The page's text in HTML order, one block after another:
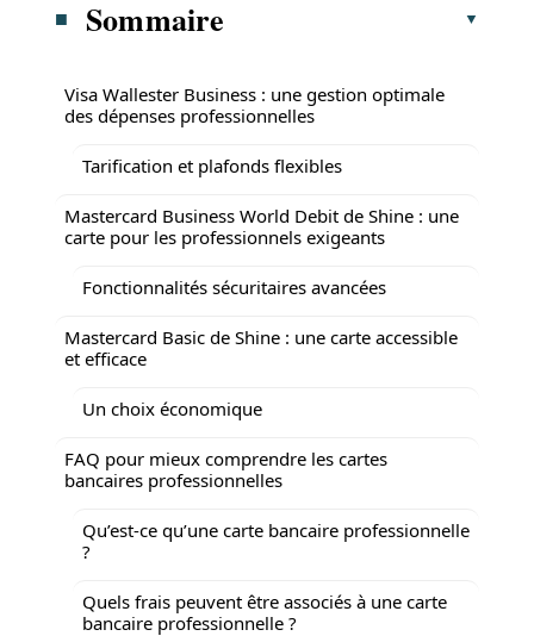
Sommaire
Visa Wallester Business : une gestion optimale
des dépenses professionnelles
Tarification et plafonds flexibles
Mastercard Business World Debit de Shine : une
carte pour les professionnels exigeants
Fonctionnalités sécuritaires avancées
Mastercard Basic de Shine : une carte accessible
et efficace
Un choix économique
FAQ pour mieux comprendre les cartes
bancaires professionnelles
Qu’est-ce qu’une carte bancaire professionnelle
?
Quels frais peuvent être associés à une carte
bancaire professionnelle ?